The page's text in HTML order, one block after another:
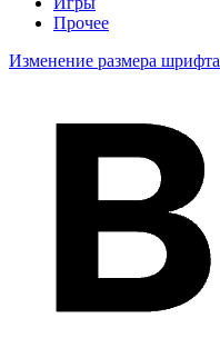
Прочее
Изменение размера шрифта